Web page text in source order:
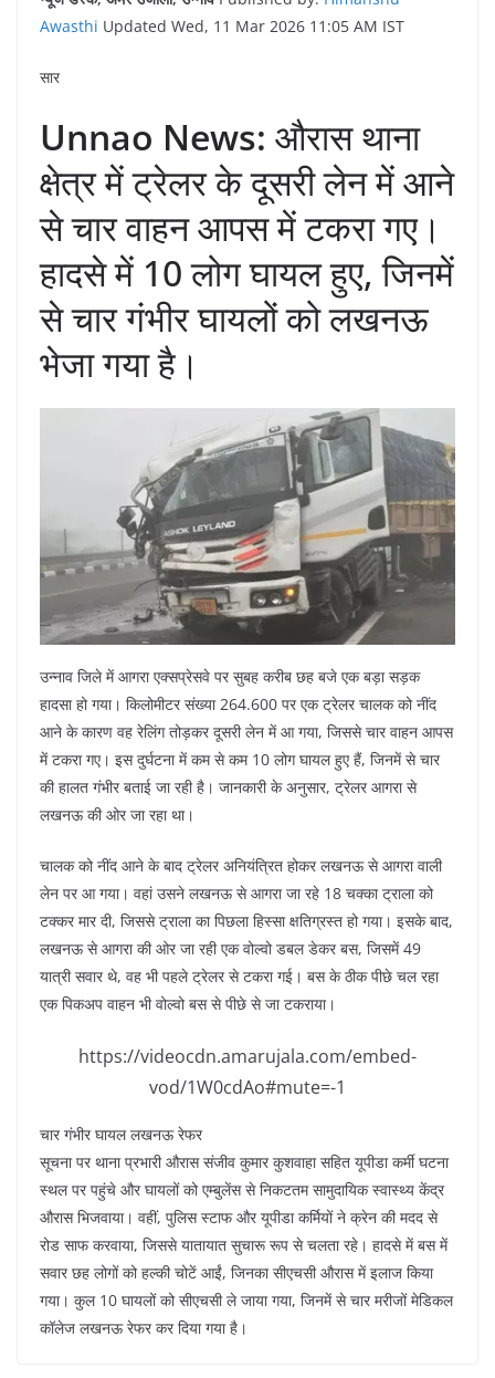
Awasthi Updated Wed, 11 Mar 2026 11:05 AM IST
सार
Unnao News: औरास थाना
क्षेत्र में ट्रेलर के दूसरी लेन में आने
से चार वाहन आपस में टकरा गए।
हादसे में 10 लोग घायल हुए, जिनमें
से चार गंभीर घायलों को लखनऊ
भेजा गया है।
उन्नाव जिले में आगरा एक्सप्रेसवे पर सुबह करीब छह बजे एक बड़ा सड़क
हादसा हो गया। किलोमीटर संख्या 264.600 पर एक ट्रेलर चालक को नींद
आने के कारण वह रेलिंग तोड़कर दूसरी लेन में आ गया, जिससे चार वाहन आपस
में टकरा गए। इस दुर्घटना में कम से कम 10 लोग घायल हुए हैं, जिनमें से चार
की हालत गंभीर बताई जा रही है। जानकारी के अनुसार, ट्रेलर आगरा से
लखनऊ की ओर जा रहा था।
चालक को नींद आने के बाद ट्रेलर अनियंत्रित होकर लखनऊ से आगरा वाली
लेन पर आ गया। वहां उसने लखनऊ से आगरा जा रहे 18 चक्का ट्राला को
टक्कर मार दी, जिससे ट्राला का पिछला हिस्सा क्षतिग्रस्त हो गया। इसके बाद,
लखनऊ से आगरा की ओर जा रही एक वोल्वो डबल डेकर बस, जिसमें 49
यात्री सवार थे, वह भी पहले ट्रेलर से टकरा गई। बस के ठीक पीछे चल रहा
एक पिकअप वाहन भी वोल्वो बस से पीछे से जा टकराया।
https://videocdn.amarujala.com/embed-
vod/1W0cdAo#mute=-1
चार गंभीर घायल लखनऊ रेफर
सूचना पर थाना प्रभारी औरास संजीव कुमार कुशवाहा सहित यूपीडा कर्मी घटना
स्थल पर पहुंचे और घायलों को एम्बुलेंस से निकटतम सामुदायिक स्वास्थ्य केंद्र
औरास भिजवाया। वहीं, पुलिस स्टाफ और यूपीडा कर्मियों ने क्रेन की मदद से
रोड साफ करवाया, जिससे यातायात सुचारू रूप से चलता रहे। हादसे में बस में
सवार छह लोगों को हल्की चोटें आईं, जिनका सीएचसी औरास में इलाज किया
गया। कुल 10 घायलों को सीएचसी ले जाया गया, जिनमें से चार मरीजों मेडिकल
कॉलेज लखनऊ रेफर कर दिया गया है।